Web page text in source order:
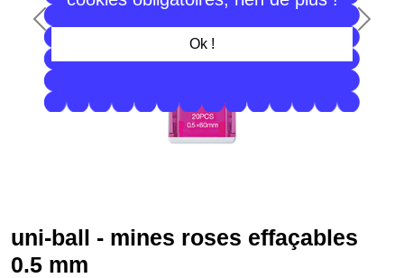
Ok !
Précédent
uni-ball - mines roses effaçables
0.5 mm